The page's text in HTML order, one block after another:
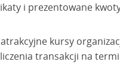
i prezentowane
kursy
transakcji na